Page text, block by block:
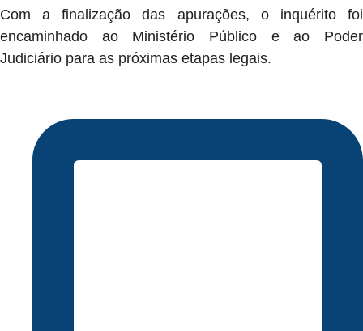
Com a finalização das apurações, o inquérito foi
encaminhado ao Ministério Público e ao Poder
Judiciário para as próximas etapas legais.